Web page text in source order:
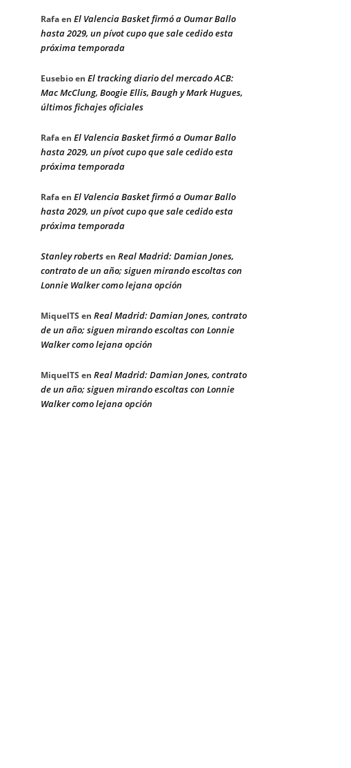
Rafaen El Valencia Basket firmó a Oumar Ballo
hasta 2029, un pívot cupo que sale cedido esta
próxima temporada
Eusebioen El tracking diario del mercado ACB:
Mac McClung, Boogie Ellis, Baugh y Mark Hugues,
últimos fichajes oficiales
Rafaen El Valencia Basket firmó a Oumar Ballo
hasta 2029, un pívot cupo que sale cedido esta
próxima temporada
Rafaen El Valencia Basket firmó a Oumar Ballo
hasta 2029, un pívot cupo que sale cedido esta
próxima temporada
Stanley robertsen Real Madrid: Damian Jones,
contrato de un año; siguen mirando escoltas con
Lonnie Walker como lejana opción
MiquelTS en Real Madrid: Damian Jones, contrato
de un año; siguen mirando escoltas con Lonnie
Walker como lejana opción
MiquelTS en Real Madrid: Damian Jones, contrato
de un año; siguen mirando escoltas con Lonnie
Walker como lejana opción